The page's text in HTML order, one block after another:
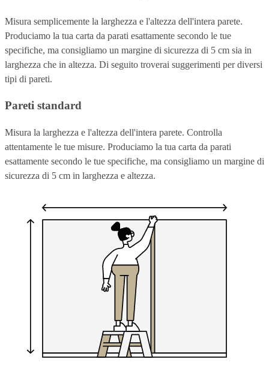
Misura semplicemente la larghezza e l'altezza dell'intera parete.
Produciamo la tua carta da parati esattamente secondo le tue
specifiche, ma consigliamo un margine di sicurezza di 5 cm sia in
larghezza che in altezza. Di seguito troverai suggerimenti per diversi
tipi di pareti.
Pareti standard
Misura la larghezza e l'altezza dell'intera parete. Controlla
attentamente le tue misure. Produciamo la tua carta da parati
esattamente secondo le tue specifiche, ma consigliamo un margine di
sicurezza di 5 cm in larghezza e altezza.